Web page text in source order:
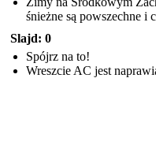
śnieżne są powszechne i
Slajd: 0
Spójrz na to!
Wreszcie AC jest